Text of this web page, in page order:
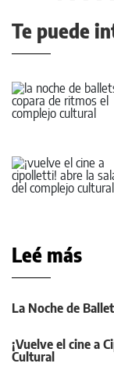
Te puede
Leé más
La Noche de
¡Vuelve el cine a
Cultural